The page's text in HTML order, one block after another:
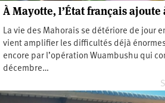
À Mayotte, l’État français ajoute
La vie des Mahorais se détériore de jour
vient amplifier les difficultés déjà
encore par l’opération Wuambushu qui
décembre…